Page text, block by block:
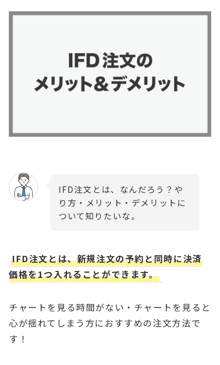
IFD注文とは、なんだろう？や
り方・メリット・デメリットに
ついて知りたいな。
IFD注文とは、新規注文の予約と同時に決済
価格を1つ入れることができます。
チャートを見る時間がない・チャートを見ると
心が揺れてしまう方におすすめの注文方法で
す！